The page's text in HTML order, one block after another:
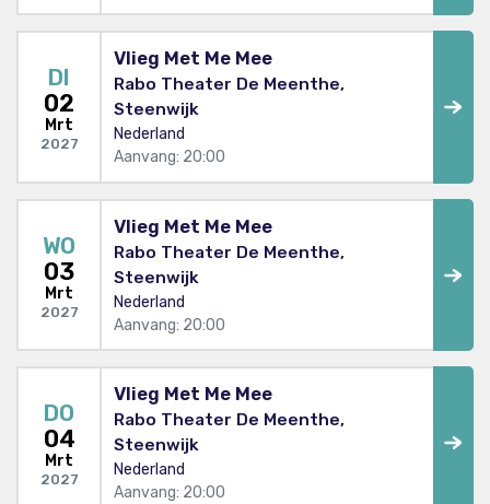
DI
02
Mrt
2027
Vlieg Met Me Mee
Rabo Theater De Meenthe,
Steenwijk
Nederland
Aanvang: 20:00
WO
03
Mrt
2027
Vlieg Met Me Mee
Rabo Theater De Meenthe,
Steenwijk
Nederland
Aanvang: 20:00
DO
04
Mrt
2027
Vlieg Met Me Mee
Rabo Theater De Meenthe,
Steenwijk
Nederland
Aanvang: 20:00